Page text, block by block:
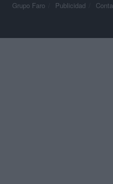
Grupo Faro Publicidad